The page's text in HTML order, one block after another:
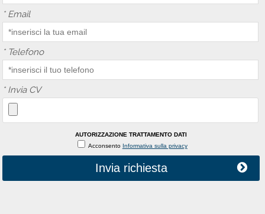
*Email
*Telefono
*Invia CV
AUTORIZZAZIONE TRATTAMENTO DATI
Acconsento Informativa sulla privacy
Invia richiesta